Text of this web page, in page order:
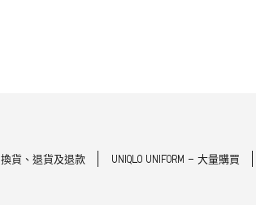
換貨、退貨及退款 UNIQLO UNIFORM - 大量購買